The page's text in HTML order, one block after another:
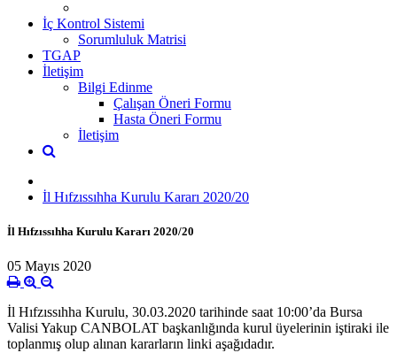
İç Kontrol Sistemi
Sorumluluk Matrisi
TGAP
İletişim
Bilgi Edinme
Çalışan Öneri Formu
Hasta Öneri Formu
İletişim
İl Hıfzıssıhha Kurulu Kararı 2020/20
İl Hıfzıssıhha Kurulu Kararı 2020/20
05 Mayıs 2020
İl Hıfzıssıhha Kurulu, 30.03.2020 tarihinde saat 10:00’da Bursa
Valisi Yakup CANBOLAT başkanlığında kurul üyelerinin iştiraki ile
toplanmış olup alınan kararların linki aşağıdadır.